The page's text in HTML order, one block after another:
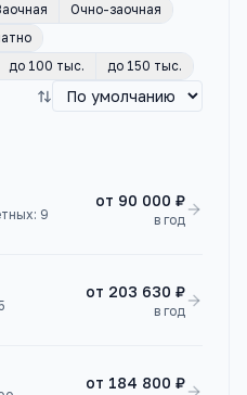
Очно-заочная
до 100 тыс. до 150 тыс.
9
от 90 000 ₽
в год
от 203 630 ₽
в год
от 184 800 ₽